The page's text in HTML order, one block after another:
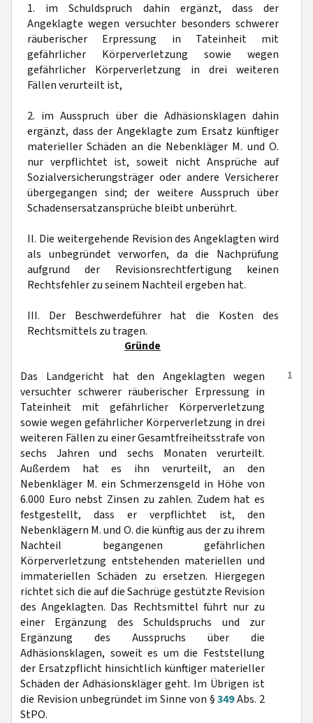
1. im Schuldspruch dahin ergänzt, dass der
Angeklagte wegen versuchter besonders schwerer
räuberischer Erpressung in Tateinheit mit
gefährlicher Körperverletzung sowie wegen
gefährlicher Körperverletzung in drei weiteren
Fällen verurteilt ist,
2. im Ausspruch über die Adhäsionsklagen dahin
ergänzt, dass der Angeklagte zum Ersatz künftiger
materieller Schäden an die Nebenkläger M. und O.
nur verpflichtet ist, soweit nicht Ansprüche auf
Sozialversicherungsträger oder andere Versicherer
übergegangen sind; der weitere Ausspruch über
Schadensersatzansprüche bleibt unberührt.
II. Die weitergehende Revision des Angeklagten wird
als unbegründet verworfen, da die Nachprüfung
aufgrund der Revisionsrechtfertigung keinen
Rechtsfehler zu seinem Nachteil ergeben hat.
III. Der Beschwerdeführer hat die Kosten des
Rechtsmittels zu tragen.
Gründe
1
Das Landgericht hat den Angeklagten wegen
versuchter schwerer räuberischer Erpressung in
Tateinheit mit gefährlicher Körperverletzung
sowie wegen gefährlicher Körperverletzung in drei
weiteren Fällen zu einer Gesamtfreiheitsstrafe von
sechs Jahren und sechs Monaten verurteilt.
Außerdem hat es ihn verurteilt, an den
Nebenkläger M. ein Schmerzensgeld in Höhe von
6.000 Euro nebst Zinsen zu zahlen. Zudem hat es
festgestellt, dass er verpflichtet ist, den
Nebenklägern M. und O. die künftig aus der zu ihrem
Nachteil begangenen gefährlichen
Körperverletzung entstehenden materiellen und
immateriellen Schäden zu ersetzen. Hiergegen
richtet sich die auf die Sachrüge gestützte Revision
des Angeklagten. Das Rechtsmittel führt nur zu
einer Ergänzung des Schuldspruchs und zur
Ergänzung des Ausspruchs über die
Adhäsionsklagen, soweit es um die Feststellung
der Ersatzpflicht hinsichtlich künftiger materieller
Schäden der Adhäsionskläger geht. Im Übrigen ist
die Revision unbegründet im Sinne von §349Abs. 2
StPO.